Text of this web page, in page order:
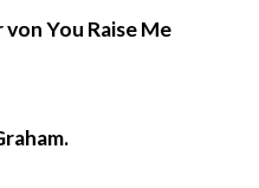
You Raise Me